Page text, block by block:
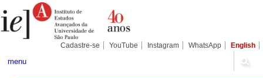
para
conteúdo.
Pessoais
Cadastre-se YouTube Instagram WhatsApp English
menu